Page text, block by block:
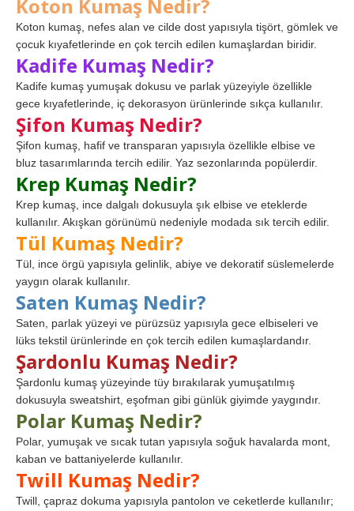
Koton Kumaş Nedir?
Koton kumaş, nefes alan ve cilde dost yapısıyla tişört, gömlek ve
çocuk kıyafetlerinde en çok tercih edilen kumaşlardan biridir.
Kadife Kumaş Nedir?
Kadife kumaş yumuşak dokusu ve parlak yüzeyiyle özellikle
gece kıyafetlerinde, iç dekorasyon ürünlerinde sıkça kullanılır.
Şifon Kumaş Nedir?
Şifon kumaş, hafif ve transparan yapısıyla özellikle elbise ve
bluz tasarımlarında tercih edilir. Yaz sezonlarında popülerdir.
Krep Kumaş Nedir?
Krep kumaş, ince dalgalı dokusuyla şık elbise ve eteklerde
kullanılır. Akışkan görünümü nedeniyle modada sık tercih edilir.
Tül Kumaş Nedir?
Tül, ince örgü yapısıyla gelinlik, abiye ve dekoratif süslemelerde
yaygın olarak kullanılır.
Saten Kumaş Nedir?
Saten, parlak yüzeyi ve pürüzsüz yapısıyla gece elbiseleri ve
lüks tekstil ürünlerinde en çok tercih edilen kumaşlardandır.
Şardonlu Kumaş Nedir?
Şardonlu kumaş yüzeyinde tüy bırakılarak yumuşatılmış
dokusuyla sweatshirt, eşofman gibi günlük giyimde yaygındır.
Polar Kumaş Nedir?
Polar, yumuşak ve sıcak tutan yapısıyla soğuk havalarda mont,
kaban ve battaniyelerde kullanılır.
Twill Kumaş Nedir?
Twill, çapraz dokuma yapısıyla pantolon ve ceketlerde kullanılır;